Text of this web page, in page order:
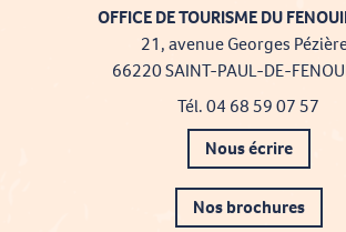
OFFICE DE TOURISME DU
21, avenue Georges
66220 SAINT-PAUL-DE-
Tél. 04 68 59 07 57
Nous écrire
Nos brochures